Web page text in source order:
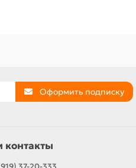
Оформить подписку